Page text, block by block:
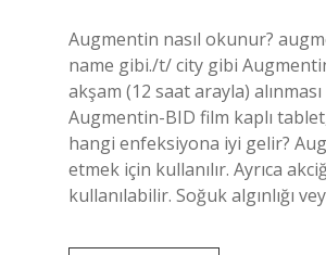
Augmentin nasıl okunur?
name gibi./t/ city gibi
akşam (12 saat arayla)
Augmentin-BID film kaplı
hangi enfeksiyona iyi gelir?
etmek için kullanılır. Ayrıca
kullanılabilir. Soğuk algınlığı